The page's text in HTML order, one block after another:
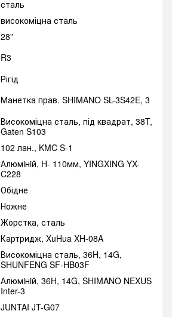
сталь
високоміцна сталь
28''
R3
Рігід
Манетка прав. SHIMANO SL-3S42E, 3
Високоміцна сталь, під квадрат, 38T,
Gaten S103
102 лан., KMC S-1
Алюмiнiй, H- 110мм, YINGXING YX-
C228
Обідне
Ножне
Жорстка, сталь
Картридж, XuHua XH-08A
Високоміцна сталь, 36H, 14G,
SHUNFENG SF-HB03F
Алюмiнiй, 36H, 14G, SHIMANO NEXUS
Inter-3
JUNTAI JT-G07